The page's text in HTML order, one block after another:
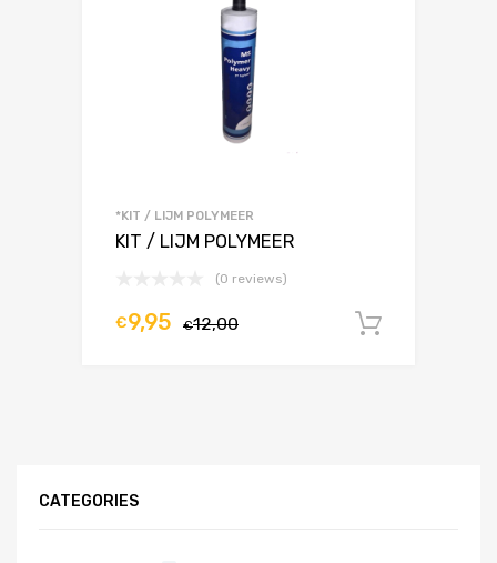
*KIT / LIJM POLYMEER
KIT / LIJM POLYMEER
(0 reviews)
€12,00
€9,95
CATEGORIES